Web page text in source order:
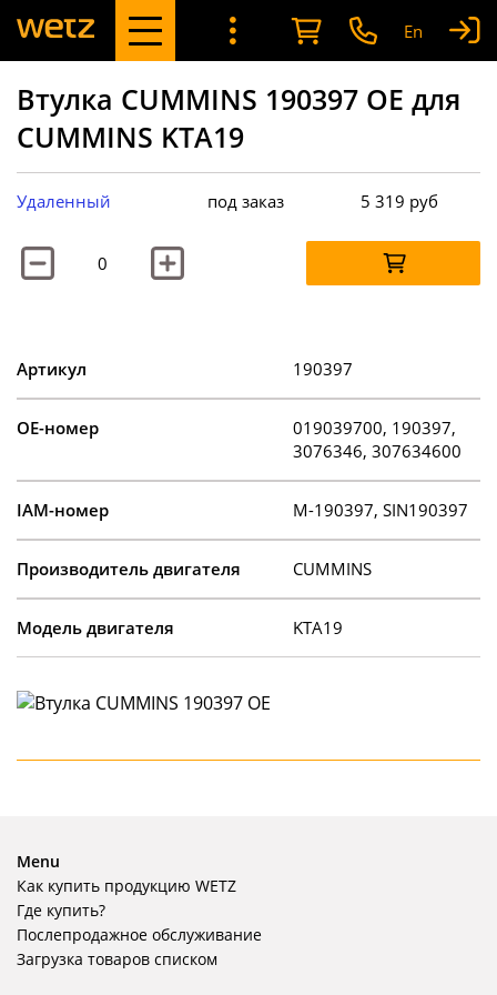
En
Втулка CUMMINS 190397 OE для
CUMMINS KTA19
Удаленный под заказ 5 319 руб
Артикул 190397
OE-номер
019039700, 190397,
3076346, 307634600
IAM-номер M-190397, SIN190397
Производитель двигателя CUMMINS
Модель двигателя KTA19
Menu
Как купить продукцию WETZ
Где купить?
Послепродажное обслуживание
Загрузка товаров списком